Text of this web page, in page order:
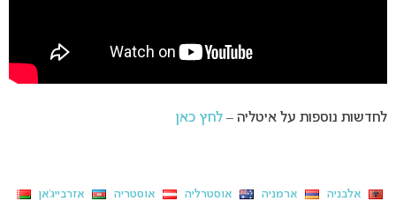
לחדשות נוספות על איטליה – לחץ כאן
אלבניה ארמניה אוסטרליה אוסטריה
אזרבייג’אן